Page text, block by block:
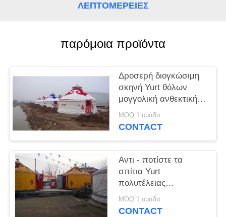
ΛΕΠΤΟΜΈΡΕΙΕΣ
παρόμοια προϊόντα
Δροσερή διογκώσιμη
σκηνή Yurt θόλων
μογγολική ανθεκτική
με το ανεκτό βάρος
200kg
MOQ:1 ομάδα
CONTACT
Αντι - ποτίστε τα
σπίτια Yurt
πολυτέλειας
διαμέτρων 8m με την
ικανότητα φόρτωσης
MOQ:1 ομάδα
CONTACT